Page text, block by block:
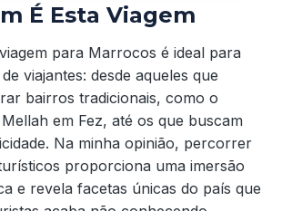
É Esta Viagem
para Marrocos é ideal para
viajantes: desde aqueles que
bairros tradicionais, como o
em Fez, até os que buscam
Na minha opinião, percorrer
proporciona uma imersão
e revela facetas únicas do país que